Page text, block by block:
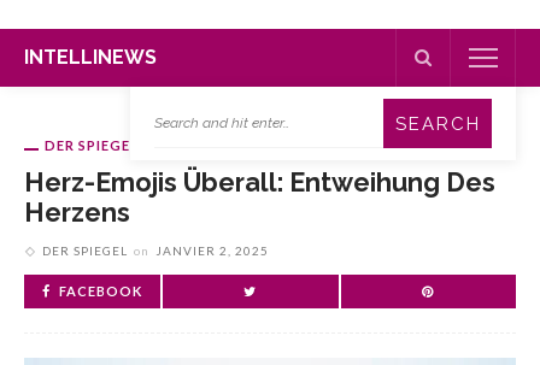
INTELLINEWS
DER SPIEGEL
Herz-Emojis Überall: Entweihung Des
Herzens
DER SPIEGEL on JANVIER 2, 2025
FACEBOOK